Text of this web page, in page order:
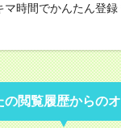
マ時間でかんたん登
の閲覧履歴からの